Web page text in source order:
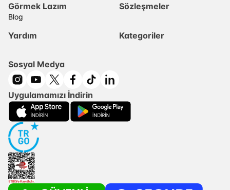
Görmek Lazım
Blog
Sözleşmeler
Yardım Kategoriler
Sosyal Medya
Uygulamamızı İndirin